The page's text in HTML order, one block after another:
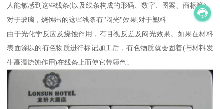
人能敏感到这些线条(以及线条构成的形码、数字、图案、商标等)。
对于玻璃，烧蚀出的这些线条有"闷光"效果;对于塑料.
由于光化学反应及烧蚀作用，有目视反差及闷光效果。如果在材料
表面涂以的有色物质进行标记加工后，有色物质就会固着(与材料发
生高温烧蚀作用)在线条上而使它带颜色。